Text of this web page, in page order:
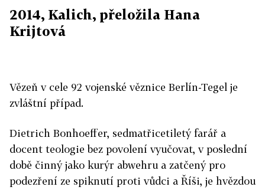
2014, Kalich, přeložila Hana
Krijtová
Vězeň v cele 92 vojenské věznice Berlín-Tegel je
zvláštní případ.
Dietrich Bonhoeffer, sedmatřicetiletý farář a
docent teologie bez povolení vyučovat, v poslední
době činný jako kurýr abwehru a zatčený pro
podezření ze spiknutí proti vůdci a Říši, je hvězdou